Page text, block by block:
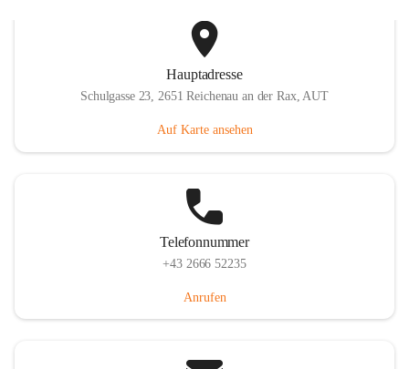
Hauptadresse
Schulgasse 23, 2651 Reichenau an der Rax, AUT
Auf Karte ansehen
Telefonnummer
+43 2666 52235
Anrufen